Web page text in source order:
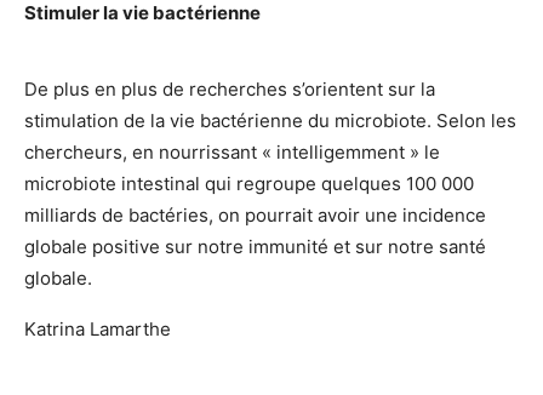
Stimuler la vie bactérienne
De plus en plus de recherches s’orientent sur la
stimulation de la vie bactérienne du microbiote. Selon les
chercheurs, en nourrissant « intelligemment » le
microbiote intestinal qui regroupe quelques 100 000
milliards de bactéries, on pourrait avoir une incidence
globale positive sur notre immunité et sur notre santé
globale.
Katrina Lamarthe